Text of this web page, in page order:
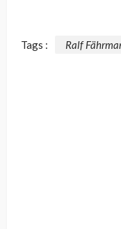
Tags : Ralf